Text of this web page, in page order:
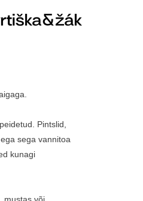
Pintslid,
sega vannitoa
kunagi